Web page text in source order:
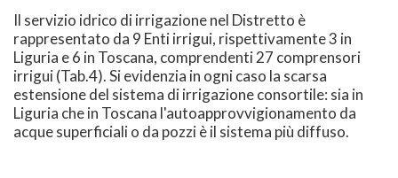
Il servizio idrico di irrigazione nel Distretto è
rappresentato da 9 Enti irrigui, rispettivamente 3 in
Liguria e 6 in Toscana, comprendenti 27 comprensori
irrigui (Tab.4). Si evidenzia in ogni caso la scarsa
estensione del sistema di irrigazione consortile: sia in
Liguria che in Toscana l'autoapprovvigionamento da
acque superficiali o da pozzi è il sistema più diffuso.